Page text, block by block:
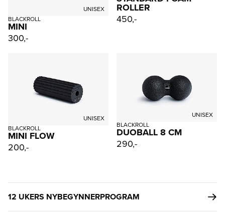
UNISEX
BLACKROLL
MINI
300,-
ROLLER
450,-
UNISEX
BLACKROLL
MINI FLOW
200,-
UNISEX
BLACKROLL
DUOBALL 8 CM
290,-
12 UKERS NYBEGYNNERPROGRAM